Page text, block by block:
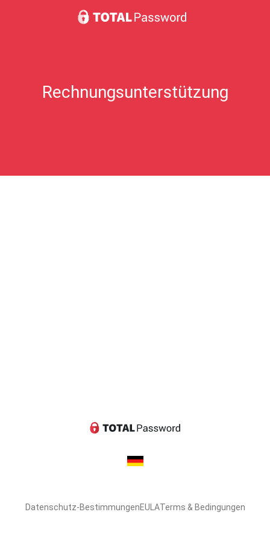
Rechnungsunterstützung
Ich glaube, mir wurde zu viel berechnet.
Datenschutz-BestimmungenEULATerms & Bedingungen